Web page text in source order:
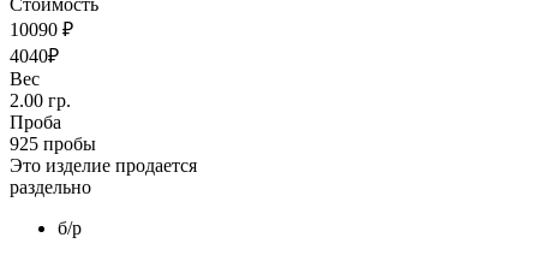
Стоимость
10090 ₽
4040₽
Вес
2.00 гр.
Проба
925 пробы
Это изделие продается
раздельно
б/р